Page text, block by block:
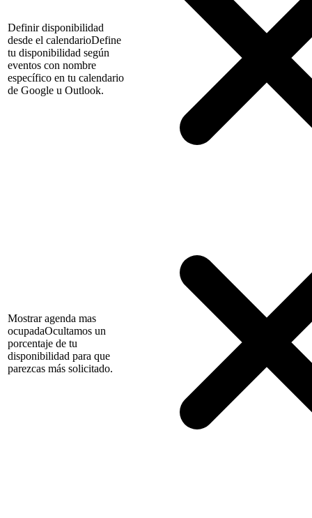
Definir disponibilidad
desde el calendarioDefine
tu disponibilidad según
eventos con nombre
específico en tu calendario
de Google u Outlook.
Mostrar agenda mas
ocupadaOcultamos un
porcentaje de tu
disponibilidad para que
parezcas más solicitado.